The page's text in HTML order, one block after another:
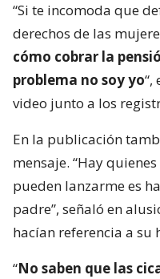
“Si te incomoda que
derechos de las
cómo cobrar la
problema no soy yo“,
video junto a los
En la publicación
mensaje. “Hay
pueden lanzarme es
padre”, señaló en
hacían referencia a su
“No saben que las